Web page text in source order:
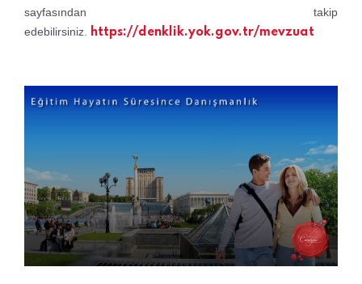
sayfasından takip
edebilirsiniz. https://denklik.yok.gov.tr/mevzuat